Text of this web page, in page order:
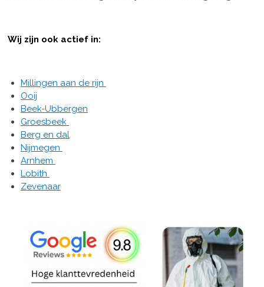
Wij zijn ook actief in:
Millingen aan de rijn
Ooij
Beek-Ubbergen
Groesbeek
Berg en dal
Nijmegen
Arnhem
Lobith
Zevenaar